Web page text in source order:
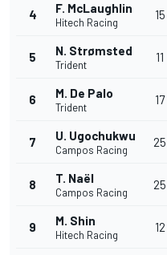
4 F. McLaughlin
Hitech Racing
15
5 N. Strømsted
Trident
11
6 M. De Palo
Trident
17
7 U. Ugochukwu
Campos Racing
25
8 T. Naël
Campos Racing
25
9 M. Shin
Hitech Racing
12